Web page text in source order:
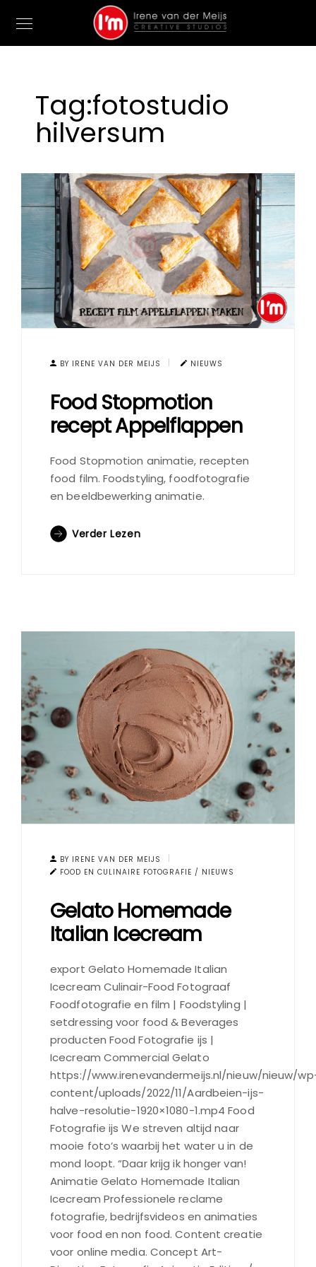
Tag:fotostudio
hilversum
BY IRENE VAN DER MEIJS NIEUWS
Food Stopmotion
recept Appelflappen
Food Stopmotion animatie, recepten
food film. Foodstyling, foodfotografie
en beeldbewerking animatie.
Verder Lezen
BY IRENE VAN DER MEIJS
FOOD EN CULINAIRE FOTOGRAFIE / NIEUWS
Gelato Homemade
Italian Icecream
export Gelato Homemade Italian
Icecream Culinair-Food Fotograaf
Foodfotografie en film | Foodstyling |
setdressing voor food & Beverages
producten Food Fotografie ijs |
Icecream Commercial Gelato
https://www.irenevandermeijs.nl/nieuw/nieuw/
content/uploads/2022/11/Aardbeien-ijs-
halve-resolutie-1920×1080-1.mp4 Food
Fotografie ijs We streven altijd naar
mooie foto’s waarbij het water u in de
mond loopt. “Daar krijg ik honger van!
Animatie Gelato Homemade Italian
Icecream Professionele reclame
fotografie, bedrijfsvideos en animaties
voor food en non food. Content creatie
voor online media. Concept Art-